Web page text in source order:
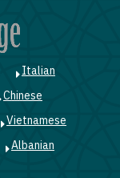
Italian
Chinese
Vietnamese
Albanian